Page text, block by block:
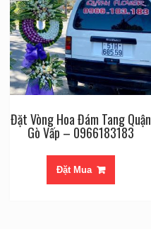
Đặt Vòng Hoa Đám Tang Quận
Gò Vấp – 0966183183
Đặt Mua